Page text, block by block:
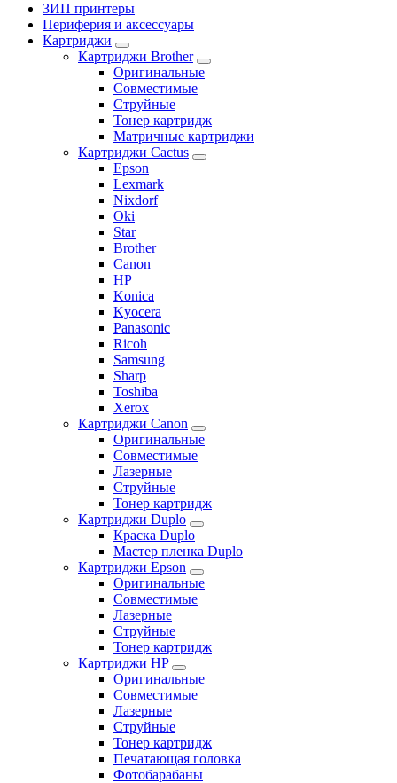
ЗИП принтеры
Периферия и аксессуары
Картриджи
Картриджи Brother
Оригинальные
Совместимые
Струйные
Тонер картридж
Матричные картриджи
Картриджи Cactus
Epson
Lexmark
Nixdorf
Oki
Star
Brother
Canon
HP
Konica
Kyocera
Panasonic
Ricoh
Samsung
Sharp
Toshiba
Xerox
Картриджи Canon
Оригинальные
Совместимые
Лазерные
Струйные
Тонер картридж
Картриджи Duplo
Краска Duplo
Мастер пленка Duplo
Картриджи Epson
Оригинальные
Совместимые
Лазерные
Струйные
Тонер картридж
Картриджи HP
Оригинальные
Совместимые
Лазерные
Струйные
Тонер картридж
Печатающая головка
Фотобарабаны